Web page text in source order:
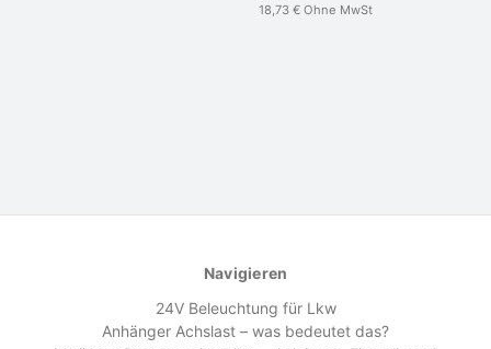
18,73 € Ohne MwSt
Navigieren
24V Beleuchtung für Lkw
Anhänger Achslast – was bedeutet das?